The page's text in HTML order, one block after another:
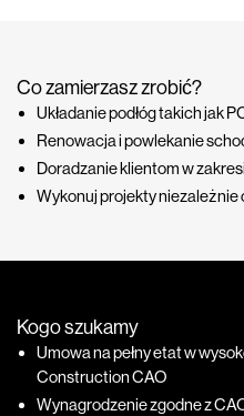
Co zamierzasz zrobić?
Układanie podłóg takich jak
Renowacja i powlekanie
Doradzanie klientom w
Wykonuj projekty niezależnie
Kogo szukamy
Umowa na pełny etat w
Construction CAO
Wynagrodzenie zgodne z